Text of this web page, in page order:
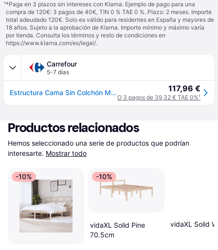
¹*Paga en 3 plazos sin intereses con Klarna. Ejemplo de pago para una
compra de 120€: 3 pagos de 40€, TIN 0 % TAE 0 %. Plazo: 2 meses. Importe
total adeudado 120€. Solo es válido para residentes en España y mayores de
18 años. Sujeto a la aprobación de Klarna. Importe mínimo y máximo varía
por tienda. Consulta los términos y resto de condiciones en
https://www.klarna.com/es/legal/.
Carrefour
5-7 días
Estructura Cama Sin Colchón Madera Pino Gris Oscuro 160x200 Cm Vidaxl 117,96 €
O 3 pagos de 39,32 € TAE 0%¹
Productos relacionados
Hemos seleccionado una serie de productos que podrían
interesarte. Mostrar todo
-10% -10%
vidaXL Solid Pine
70.5cm
vidaXL Solid